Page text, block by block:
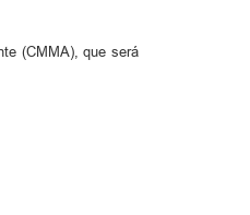
(CMMA), que será